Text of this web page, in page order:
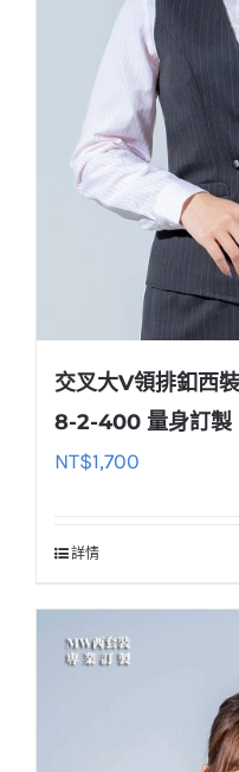
交叉大V領排釦西
8-2-400 量身訂製
NT$1,700
詳情